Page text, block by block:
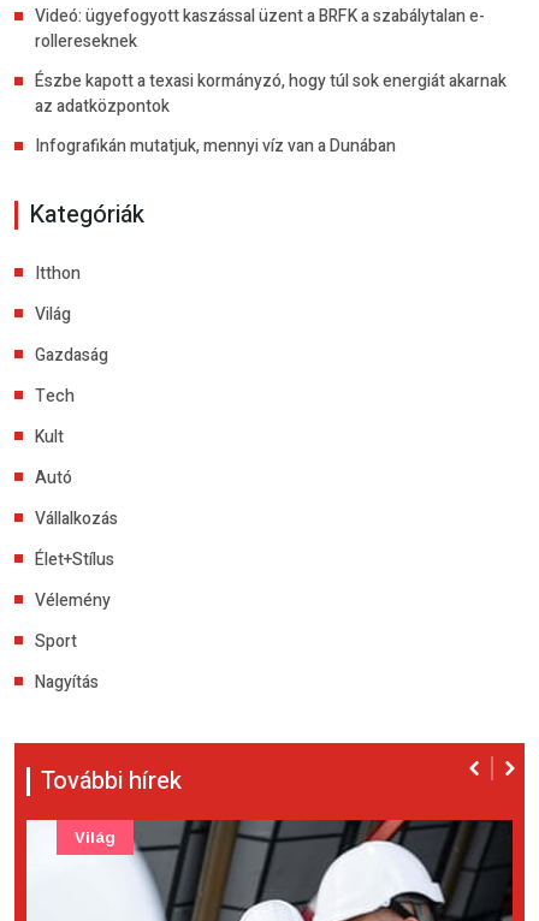
Videó: ügyefogyott kaszással üzent a BRFK a szabálytalan e-
rollereseknek
Észbe kapott a texasi kormányzó, hogy túl sok energiát akarnak
az adatközpontok
Infografikán mutatjuk, mennyi víz van a Dunában
Kategóriák
Itthon
Világ
Gazdaság
Tech
Kult
Autó
Vállalkozás
Élet+Stílus
Vélemény
Sport
Nagyítás
További hírek
Világ